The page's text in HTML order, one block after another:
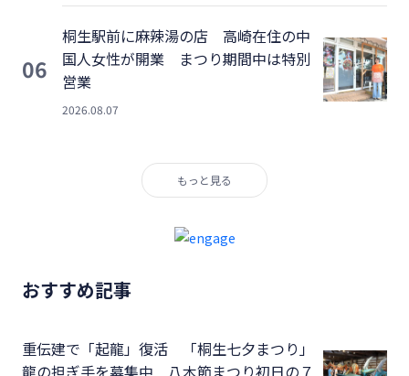
06
桐生駅前に麻辣湯の店 高崎在住の中
国人女性が開業 まつり期間中は特別
営業
2026.08.07
もっと見る
おすすめ記事
重伝建で「起龍」復活 「桐生七夕まつり」
龍の担ぎ手を募集中 八木節まつり初日の７